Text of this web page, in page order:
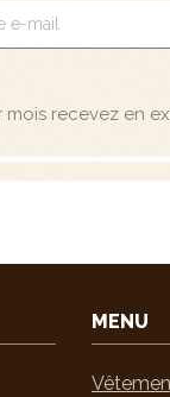
mois recevez en
MENU